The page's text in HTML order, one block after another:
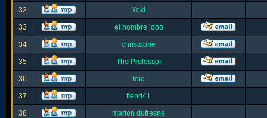
32 Yoki
33 el hombre lobo
34 christophe
35 The Professor
36 loic
37 fiend41
38 marion dufresne